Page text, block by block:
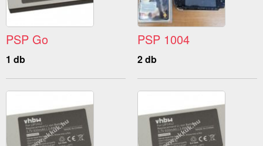
PSP Go
1 db
PSP 1004
2 db